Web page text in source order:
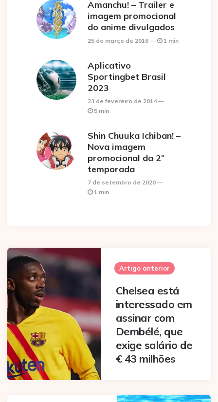
Amanchu! – Trailer e
imagem promocional
do anime divulgados
25 de março de 2016 1 min
Aplicativo
Sportingbet Brasil
2023
23 de fevereiro de 2014
5 min
Shin Chuuka Ichiban! –
Nova imagem
promocional da 2º
temporada
7 de setembro de 2020
1 min
Post
navigation
Artigo anterior
Chelsea está
interessado em
assinar com
Dembélé, que
exige salário de
€ 43 milhões